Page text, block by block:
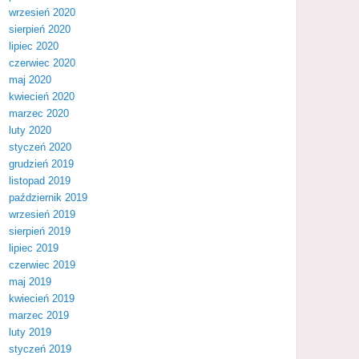
wrzesień 2020
sierpień 2020
lipiec 2020
czerwiec 2020
maj 2020
kwiecień 2020
marzec 2020
luty 2020
styczeń 2020
grudzień 2019
listopad 2019
październik 2019
wrzesień 2019
sierpień 2019
lipiec 2019
czerwiec 2019
maj 2019
kwiecień 2019
marzec 2019
luty 2019
styczeń 2019